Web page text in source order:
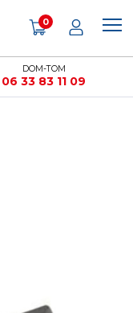
DOM-TOM
06 33 83 11 09
0